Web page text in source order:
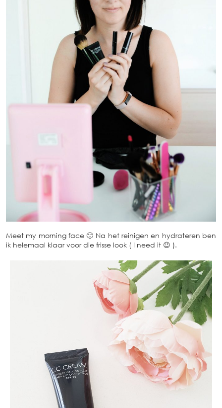
Meet my morning face 🙂 Na het reinigen en hydrateren ben
ik helemaal klaar voor die frisse look ( I need it 😉 ).